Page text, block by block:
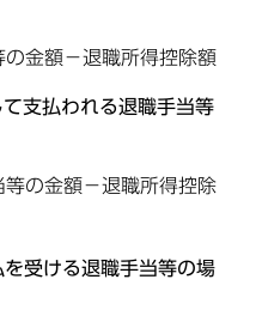
金額－退職所得控除額
て支払われる退職手当等
の金額－退職所得控除
受ける退職手当等の場